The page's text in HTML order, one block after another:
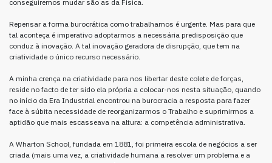
conseguiremos mudar são as da Física.
Repensar a forma burocrática como trabalhamos é urgente. Mas para que
tal aconteça é imperativo adoptarmos a necessária predisposição que
conduz à inovação. A tal inovação geradora de disrupção, que tem na
criatividade o único recurso necessário.
A minha crença na criatividade para nos libertar deste colete de forças,
reside no facto de ter sido ela própria a colocar-nos nesta situação, quando
no início da Era Industrial encontrou na burocracia a resposta para fazer
face à súbita necessidade de reorganizarmos o Trabalho e suprimirmos a
aptidão que mais escasseava na altura: a competência administrativa.
A Wharton School, fundada em 1881, foi primeira escola de negócios a ser
criada (mais uma vez, a criatividade humana a resolver um problema e a